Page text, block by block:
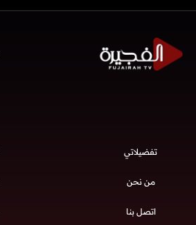
تفضيلاتي
من نحن
اتصل بنا